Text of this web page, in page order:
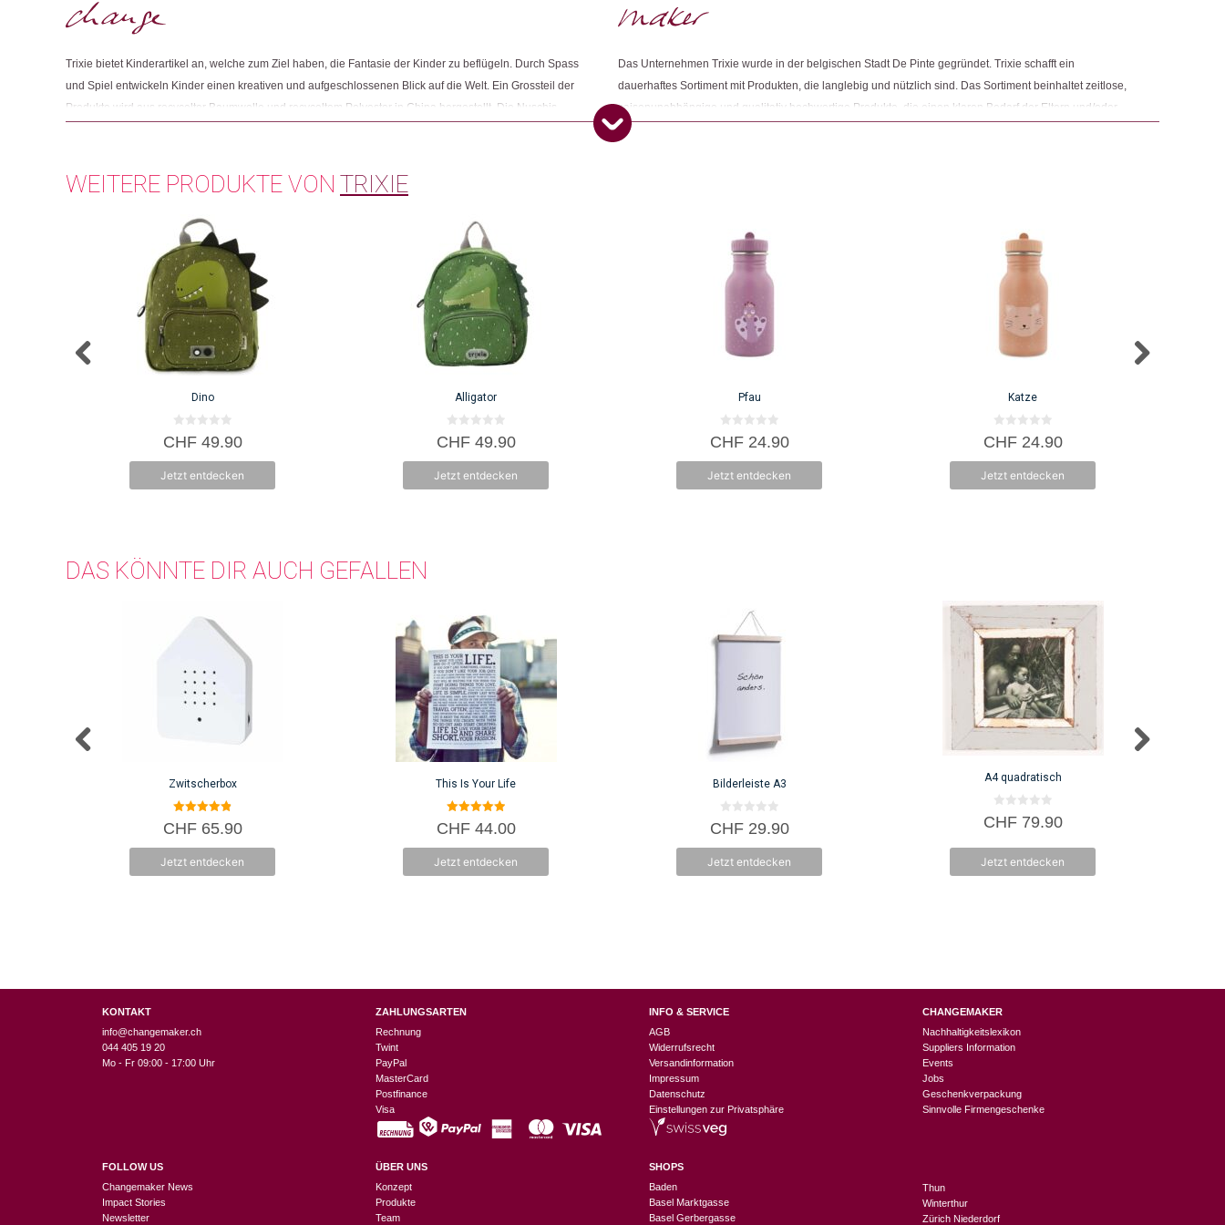
Weitere Produkte shoppen, die diesem Changemaker Kriterium entsprechen:
Dieses Produkt weiterempfehlen:
Trixie bietet Kinderartikel an, welche zum Ziel haben, die Fantasie der Kinder zu beflügeln. Durch Spass
und Spiel entwickeln Kinder einen kreativen und aufgeschlossenen Blick auf die Welt. Ein Grossteil der
Produkte wird aus recycelter Baumwolle und recyceltem Polyester in China hergestellt. Die Nuschis
Das Unternehmen Trixie wurde in der belgischen Stadt De Pinte gegründet. Trixie schafft ein
dauerhaftes Sortiment mit Produkten, die langlebig und nützlich sind. Das Sortiment beinhaltet zeitlose,
saisonunabhängige und qualitativ hochwertige Produkte, die einen klaren Bedarf der Eltern und/oder
der Kinder erfüllen. Das Unternehmen umgibt sich mit Partnern, die seine Vision von Nachhaltigkeit
WEITERE PRODUKTE VON TRIXIE
Dino
0
v
5
CHF49.90
Jetzt entdecken
Alligator
0
v
5
CHF49.90
Jetzt entdecken
Pfau
0
v
5
CHF24.90
Jetzt entdecken
Katze
0
v
5
CHF24.90
Jetzt entdecken
DAS KÖNNTE DIR AUCH GEFALLEN
Zwitscherbox
4.87
von 5
CHF65.90
Jetzt entdecken
This Is Your Life
5.00
von 5
CHF44.00
Jetzt entdecken
Bilderleiste A3
0
v
5
CHF29.90
Jetzt entdecken
A4 quadratisch
0
v
n
5
CHF79.90
Jetzt entdecken
KONTAKT
info@changemaker.ch
044 405 19 20
Mo - Fr 09:00 - 17:00 Uhr
FOLLOW US
Changemaker News
Impact Stories
Newsletter
ZAHLUNGSARTEN
Rechnung
Twint
PayPal
MasterCard
Postfinance
Visa
ÜBER UNS
Konzept
Produkte
Team
INFO & SERVICE
AGB
Widerrufsrecht
Versandinformation
Impressum
Datenschutz
Einstellungen zur Privatsphäre
SHOPS
Baden
Basel Marktgasse
Basel Gerbergasse
CHANGEMAKER
Nachhaltigkeitslexikon
Suppliers Information
Events
Jobs
Geschenkverpackung
Sinnvolle Firmengeschenke
Thun
Winterthur
Zürich Niederdorf